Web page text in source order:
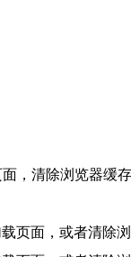
，清除浏览器缓
页面，或者清除浏